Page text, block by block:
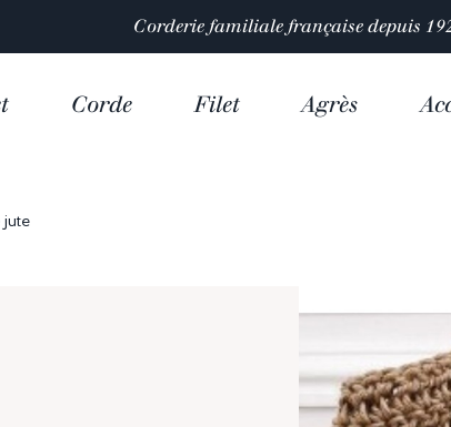
Corderie familiale française depuis
Corde Filet Agrès
jute